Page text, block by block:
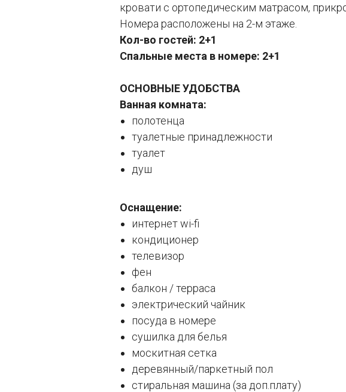
кровати с ортопедическим матрасом,
Номера расположены на 2-м этаже.
Кол-во гостей: 2+1
Спальные места в номере: 2+1
ОСНОВНЫЕ УДОБСТВА
Ванная комната:
полотенца
туалетные принадлежности
туалет
душ
Оснащение:
интернет wi-fi
кондиционер
телевизор
фен
балкон / терраса
электрический чайник
посуда в номере
сушилка для белья
москитная сетка
деревянный/паркетный пол
стиральная машина (за доп.плату)